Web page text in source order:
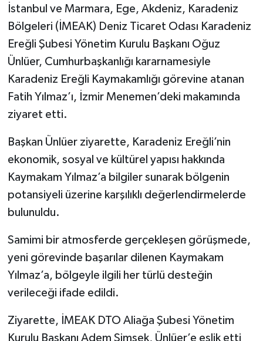
İstanbul ve Marmara, Ege, Akdeniz, Karadeniz
Bölgeleri (İMEAK) Deniz Ticaret Odası Karadeniz
Ereğli Şubesi Yönetim Kurulu Başkanı Oğuz
Ünlüer, Cumhurbaşkanlığı kararnamesiyle
Karadeniz Ereğli Kaymakamlığı görevine atanan
Fatih Yılmaz’ı, İzmir Menemen’deki makamında
ziyaret etti.
Başkan Ünlüer ziyarette, Karadeniz Ereğli’nin
ekonomik, sosyal ve kültürel yapısı hakkında
Kaymakam Yılmaz’a bilgiler sunarak bölgenin
potansiyeli üzerine karşılıklı değerlendirmelerde
bulunuldu.
Samimi bir atmosferde gerçekleşen görüşmede,
yeni görevinde başarılar dilenen Kaymakam
Yılmaz’a, bölgeyle ilgili her türlü desteğin
verileceği ifade edildi.
Ziyarette, İMEAK DTO Aliağa Şubesi Yönetim
Kurulu Başkanı Adem Şimşek, Ünlüer’e eşlik etti
haber ara
Günün Haberleri
Yazarlarımız
Tüm Makaleler
Tüm Haberler
Videolu Haberler
Son Dakika